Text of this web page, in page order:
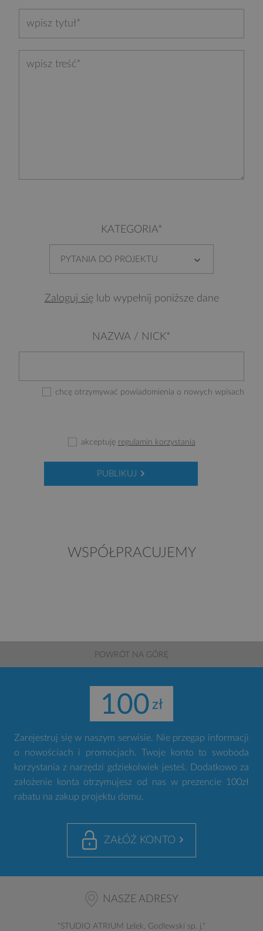
KATEGORIA*
PYTANIA DO PROJEKTU
Zaloguj sięlub wypełnij poniższe dane
NAZWA / NICK*
chcę otrzymywać powiadomienia o nowych wpisach
akceptuję regulamin korzystania
PUBLIKUJ
WSPÓŁPRACUJEMY
POWRÓT NA GÓRĘ
100
Zarejestruj się w naszym serwisie. Nie przegap informacji
o nowościach i promocjach. Twoje konto to swoboda
korzystania z narzędzi gdziekolwiek jesteś. Dodatkowo za
założenie konta otrzymujesz od nas w prezencie 100zł
rabatu na zakup projektu domu.
ZAŁÓŻ KONTO
NASZE ADRESY
"STUDIO ATRIUM Lelek, Godlewski sp. j."